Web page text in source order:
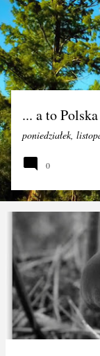
y
... a to
poniedziałek,
0